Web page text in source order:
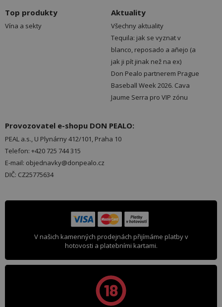
Top produkty
Vína a sekty
Aktuality
Všechny aktuality
Tequila: jak se vyznat v
blanco, reposado a añejo (a
jak ji pít jinak než na ex)
Don Pealo partnerem Prague
Baseball Week 2026. Cava
Jaume Serra pro VIP zónu
Provozovatel e-shopu DON PEALO:
PEAL a.s., U Plynárny 412/101, Praha 10
Telefon: +420 725 744 315
E-mail: objednavky@donpealo.cz
DIČ: CZ25775634
V našich kamenných prodejnách přijímáme platby v
hotovosti a platebními kartami.